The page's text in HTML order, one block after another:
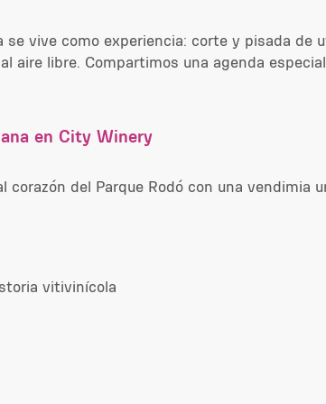
vive como experiencia: corte y pisada de
aire libre. Compartimos una agenda
en City Winery
del Parque Rodó con una vendimia
vitivinícola